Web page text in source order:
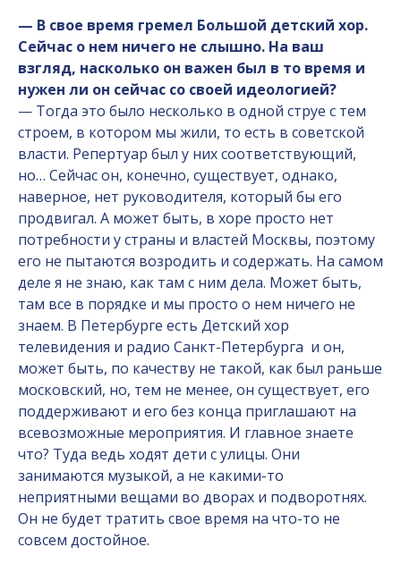
— В свое время гремел Большой детский хор.
Сейчас о нем ничего не слышно. На ваш
взгляд, насколько он важен был в то время и
нужен ли он сейчас со своей идеологией?
— Тогда это было несколько в одной струе с тем
строем, в котором мы жили, то есть в советской
власти. Репертуар был у них соответствующий,
но… Сейчас он, конечно, существует, однако,
наверное, нет руководителя, который бы его
продвигал. А может быть, в хоре просто нет
потребности у страны и властей Москвы, поэтому
его не пытаются возродить и содержать. На самом
деле я не знаю, как там с ним дела. Может быть,
там все в порядке и мы просто о нем ничего не
знаем. В Петербурге есть Детский хор
телевидения и радио Санкт-Петербурга и он,
может быть, по качеству не такой, как был раньше
московский, но, тем не менее, он существует, его
поддерживают и его без конца приглашают на
всевозможные мероприятия. И главное знаете
что? Туда ведь ходят дети с улицы. Они
занимаются музыкой, а не какими-то
неприятными вещами во дворах и подворотнях.
Он не будет тратить свое время на что-то не
совсем достойное.